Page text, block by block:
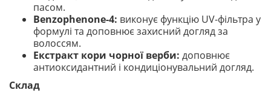
пасом.
Benzophenone-4: виконує функцію UV-фільтра у
формулі та доповнює захисний догляд за
волоссям.
Екстракт кори чорної верби: доповнює
антиоксидантний і кондиціонувальний догляд.
Склад